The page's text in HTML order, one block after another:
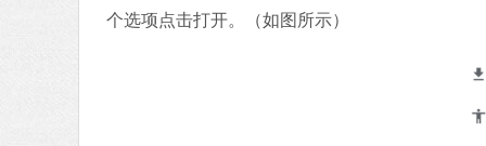
个选项点击打开。（如图所示）